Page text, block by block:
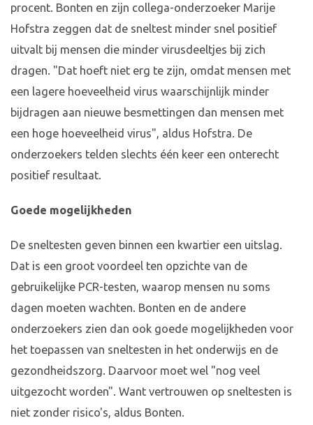
procent. Bonten en zijn collega-onderzoeker Marije
Hofstra zeggen dat de sneltest minder snel positief
uitvalt bij mensen die minder virusdeeltjes bij zich
dragen. "Dat hoeft niet erg te zijn, omdat mensen met
een lagere hoeveelheid virus waarschijnlijk minder
bijdragen aan nieuwe besmettingen dan mensen met
een hoge hoeveelheid virus", aldus Hofstra. De
onderzoekers telden slechts één keer een onterecht
positief resultaat.
Goede mogelijkheden
De sneltesten geven binnen een kwartier een uitslag.
Dat is een groot voordeel ten opzichte van de
gebruikelijke PCR-testen, waarop mensen nu soms
dagen moeten wachten. Bonten en de andere
onderzoekers zien dan ook goede mogelijkheden voor
het toepassen van sneltesten in het onderwijs en de
gezondheidszorg. Daarvoor moet wel "nog veel
uitgezocht worden". Want vertrouwen op sneltesten is
niet zonder risico's, aldus Bonten.